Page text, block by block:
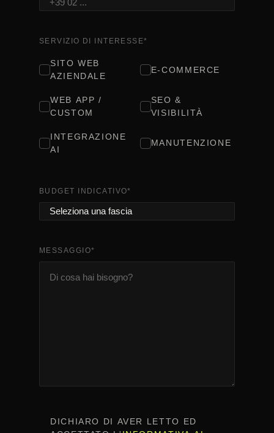
SERVIZIO DI INTERESSE*
SITO WEB
AZIENDALE
E-COMMERCE
WEB APP /
CUSTOM
SEO &
VISIBILITÀ
INTEGRAZIONE
AI
MANUTENZIONE
BUDGET INDICATIVO*
MESSAGGIO*
CONSENSO*
DICHIARO DI AVER LETTO ED